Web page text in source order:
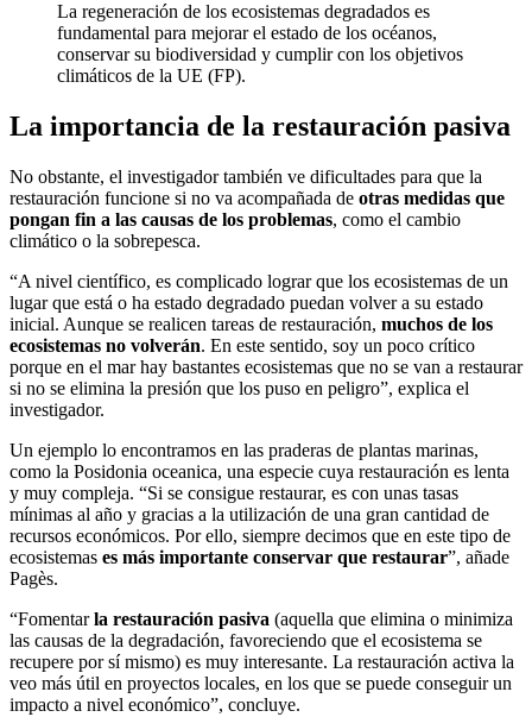
La regeneración de los ecosistemas degradados es
fundamental para mejorar el estado de los océanos,
conservar su biodiversidad y cumplir con los objetivos
climáticos de la UE (FP).
La importancia de la restauración pasiva
No obstante, el investigador también ve dificultades para que la
restauración funcione si no va acompañada de otras medidas que
pongan fin a las causas de los problemas, como el cambio
climático o la sobrepesca.
“A nivel científico, es complicado lograr que los ecosistemas de un
lugar que está o ha estado degradado puedan volver a su estado
inicial. Aunque se realicen tareas de restauración, muchos de los
ecosistemas no volverán. En este sentido, soy un poco crítico
porque en el mar hay bastantes ecosistemas que no se van a restaurar
si no se elimina la presión que los puso en peligro”, explica el
investigador.
Un ejemplo lo encontramos en las praderas de plantas marinas,
como la Posidonia oceanica, una especie cuya restauración es lenta
y muy compleja. “Si se consigue restaurar, es con unas tasas
mínimas al año y gracias a la utilización de una gran cantidad de
recursos económicos. Por ello, siempre decimos que en este tipo de
ecosistemas es más importante conservar que restaurar”, añade
Pagès.
“Fomentarla restauración pasiva (aquella que elimina o minimiza
las causas de la degradación, favoreciendo que el ecosistema se
recupere por sí mismo) es muy interesante. La restauración activa la
veo más útil en proyectos locales, en los que se puede conseguir un
impacto a nivel económico”, concluye.